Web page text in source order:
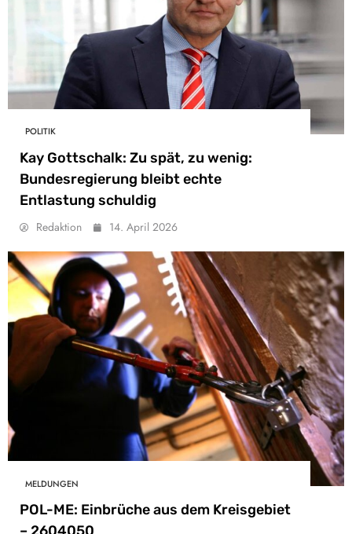
POLITIK
Kay Gottschalk: Zu spät, zu wenig:
Bundesregierung bleibt echte
Entlastung schuldig
Redaktion 14. April 2026
MELDUNGEN
POL-ME: Einbrüche aus dem Kreisgebiet